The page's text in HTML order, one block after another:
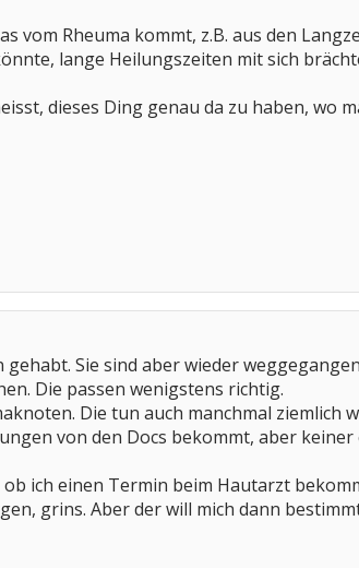
vom Rheuma kommt, z.B. aus den
lange Heilungszeiten mit sich
dieses Ding genau da zu haben, wo
Sie sind aber wieder
Die passen wenigstens richtig.
Die tun auch manchmal ziemlich
von den Docs bekommt, aber
ich einen Termin beim Hautarzt
grins. Aber der will mich dann